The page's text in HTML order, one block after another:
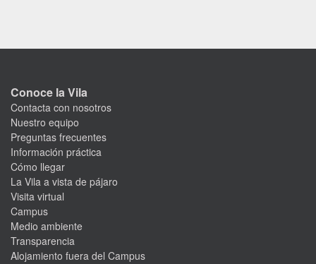
Conoce la Vila
Contacta con nosotros
Nuestro equipo
Preguntas frecuentes
Información práctica
Cómo llegar
La Vila a vista de pájaro
Visita virtual
Campus
Medio ambiente
Transparencia
Alojamiento fuera del Campus